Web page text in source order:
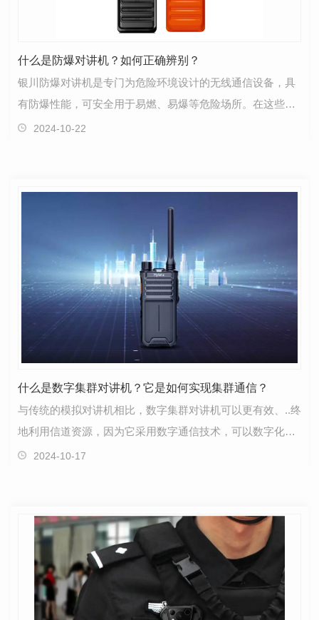
什么是防爆对讲机？如何正确辨别？
银川防爆对讲机是专门为危险环境设计的无线通信设备，具
有防爆性能，可安全用于易燃、易爆等危险场所。在这些环
境下，常规的无线通信设备可能会因火花或电弧等可能…
2024-10-22
什么是数字集群对讲机？它是如何实现集群通信？
与传统的模拟对讲机相比，数字集群对讲机可以更有效、..终
地利用信道资源，因为它采用数字通信技术，可以数字化处
理语音信号，通过数字信号的传输减少信道的占用，…
2024-10-17